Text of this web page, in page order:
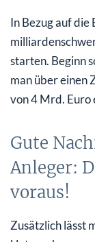
In Bezug auf die
starten. Beginn
man über einen
von 4 Mrd. Euro
Gute
Anleger:
voraus!
Zusätzlich lässt